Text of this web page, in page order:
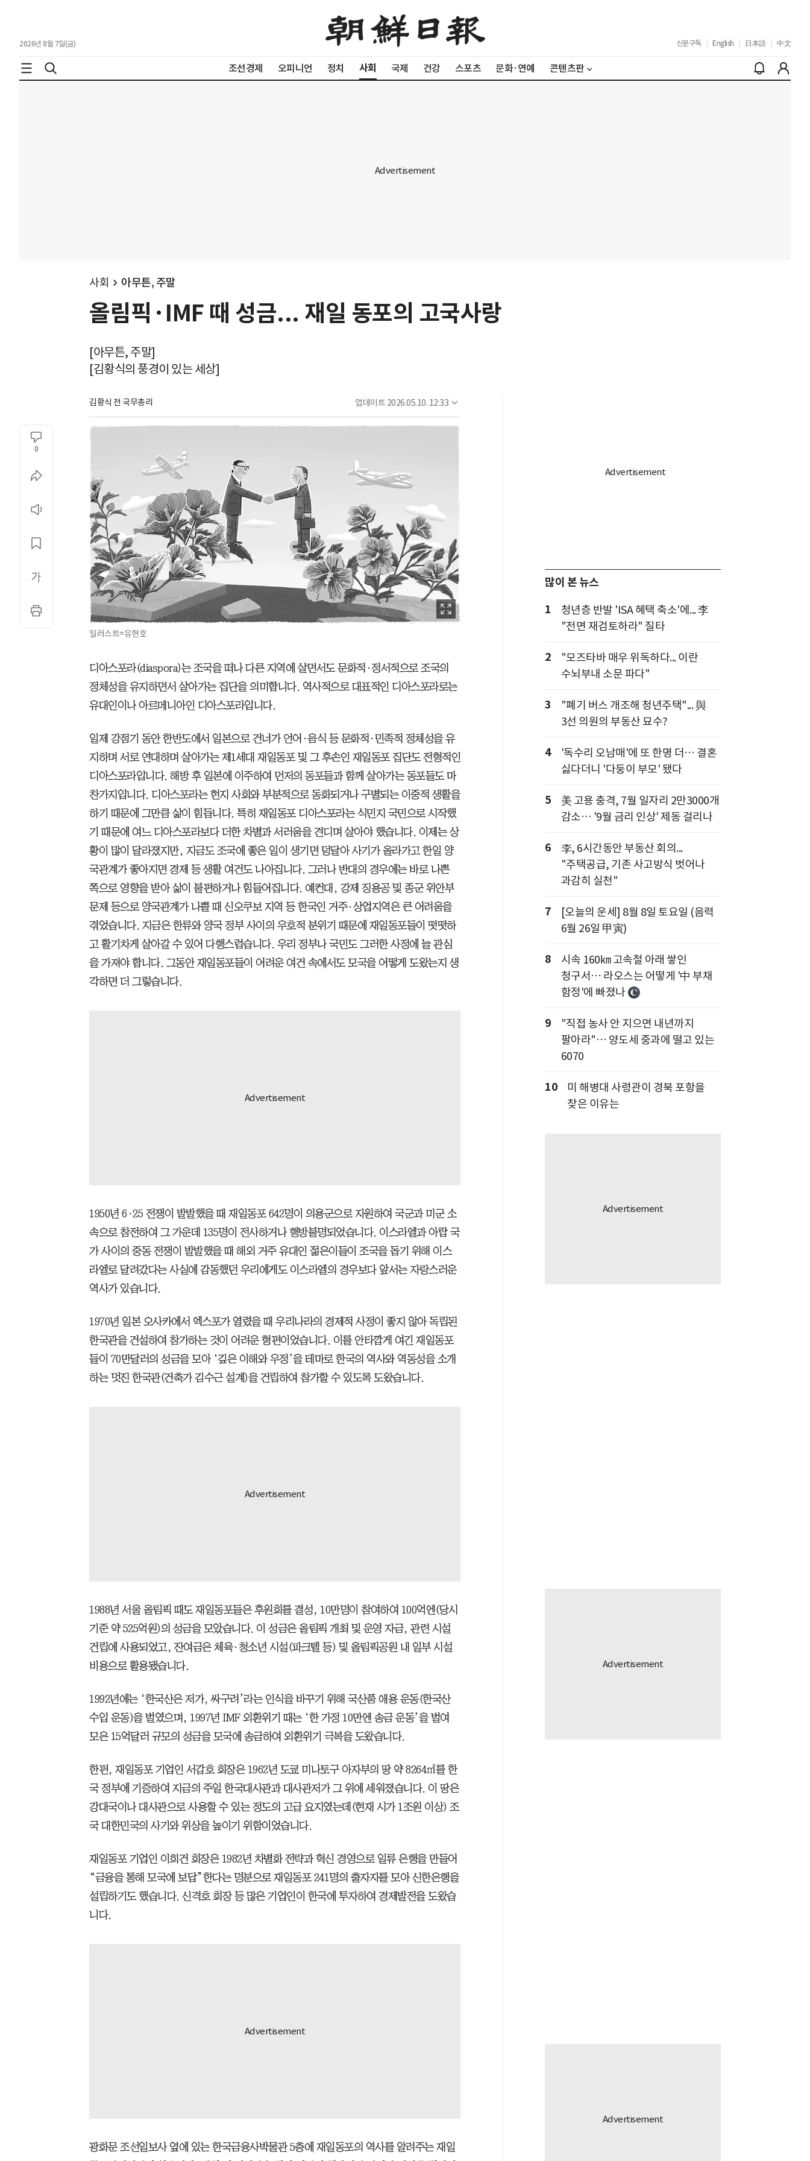
2026년 8월 7일(금) 신문구독 English 日本語 中文
조선경제 오피니언 정치 사회 국제 건강 스포츠 문화·연예 콘텐츠판
사회 아무튼, 주말
올림픽·IMF 때 성금... 재일 동포의 고국사랑
[아무튼, 주말]
[김황식의 풍경이 있는 세상]
김황식 전 국무총리 업데이트 2026.05.10. 12:33
0
일러스트=유현호
디아스포라(diaspora)는 조국을 떠나 다른 지역에 살면서도 문화적·정서적으로 조국의
정체성을 유지하면서 살아가는 집단을 의미합니다. 역사적으로 대표적인 디아스포라로는
유대인이나 아르메니아인 디아스포라입니다.
일제 강점기 동안 한반도에서 일본으로 건너가 언어·음식 등 문화적·민족적 정체성을 유
지하며 서로 연대하며 살아가는 제1세대 재일동포 및 그 후손인 재일동포 집단도 전형적인
디아스포라입니다. 해방 후 일본에 이주하여 먼저의 동포들과 함께 살아가는 동포들도 마
찬가지입니다. 디아스포라는 현지 사회와 부분적으로 동화되거나 구별되는 이중적 생활을
하기 때문에 그만큼 삶이 힘듭니다. 특히 재일동포 디아스포라는 식민지 국민으로 시작했
기 때문에 여느 디아스포라보다 더한 차별과 서러움을 견디며 살아야 했습니다. 이제는 상
황이 많이 달라졌지만, 지금도 조국에 좋은 일이 생기면 덩달아 사기가 올라가고 한일 양
국관계가 좋아지면 경제 등 생활 여건도 나아집니다. 그러나 반대의 경우에는 바로 나쁜
쪽으로 영향을 받아 삶이 불편하거나 힘들어집니다. 예컨대, 강제 징용공 및 종군 위안부
문제 등으로 양국관계가 나쁠 때 신오쿠보 지역 등 한국인 거주·상업지역은 큰 어려움을
겪었습니다. 지금은 한류와 양국 정부 사이의 우호적 분위기 때문에 재일동포들이 떳떳하
고 활기차게 살아갈 수 있어 다행스럽습니다. 우리 정부나 국민도 그러한 사정에 늘 관심
을 가져야 합니다. 그동안 재일동포들이 어려운 여건 속에서도 모국을 어떻게 도왔는지 생
각하면 더 그렇습니다.
1950년 6·25 전쟁이 발발했을 때 재일동포 642명이 의용군으로 자원하여 국군과 미군 소
속으로 참전하여 그 가운데 135명이 전사하거나 행방불명되었습니다. 이스라엘과 아랍 국
가 사이의 중동 전쟁이 발발했을 때 해외 거주 유대인 젊은이들이 조국을 돕기 위해 이스
라엘로 달려갔다는 사실에 감동했던 우리에게도 이스라엘의 경우보다 앞서는 자랑스러운
역사가 있습니다.
1970년 일본 오사카에서 엑스포가 열렸을 때 우리나라의 경제적 사정이 좋지 않아 독립된
한국관을 건설하여 참가하는 것이 어려운 형편이었습니다. 이를 안타깝게 여긴 재일동포
들이 70만달러의 성금을 모아 ‘깊은 이해와 우정’을 테마로 한국의 역사와 역동성을 소개
하는 멋진 한국관(건축가 김수근 설계)을 건립하여 참가할 수 있도록 도왔습니다.
1988년 서울 올림픽 때도 재일동포들은 후원회를 결성, 10만명이 참여하여 100억엔(당시
기준 약 525억원)의 성금을 모았습니다. 이 성금은 올림픽 개최 및 운영 자금, 관련 시설
건립에 사용되었고, 잔여금은 체육·청소년 시설(파크텔 등) 및 올림픽공원 내 일부 시설
비용으로 활용됐습니다.
1992년에는 ‘한국산은 저가, 싸구려’라는 인식을 바꾸기 위해 국산품 애용 운동(한국산
수입 운동)을 벌였으며, 1997년 IMF 외환위기 때는 ‘한 가정 10만엔 송금 운동’을 벌여
모은 15억달러 규모의 성금을 모국에 송금하여 외환위기 극복을 도왔습니다.
한편, 재일동포 기업인 서갑호 회장은 1962년 도쿄 미나토구 아자부의 땅 약 8264㎡를 한
국 정부에 기증하여 지금의 주일 한국대사관과 대사관저가 그 위에 세워졌습니다. 이 땅은
강대국이나 대사관으로 사용할 수 있는 정도의 고급 요지였는데(현재 시가 1조원 이상) 조
국 대한민국의 사기와 위상을 높이기 위함이었습니다.
재일동포 기업인 이희건 회장은 1982년 차별화 전략과 혁신 경영으로 일류 은행을 만들어
“금융을 통해 모국에 보답”한다는 명분으로 재일동포 241명의 출자자를 모아 신한은행을
설립하기도 했습니다. 신격호 회장 등 많은 기업인이 한국에 투자하여 경제발전을 도왔습
니다.
광화문 조선일보사 옆에 있는 한국금융사박물관 5층에 재일동포의 역사를 알려주는 재일
많이 본 뉴스
1
청년층 반발 'ISA 혜택 축소'에... 李
"전면 재검토하라" 질타
2
"모즈타바 매우 위독하다... 이란
수뇌부내 소문 파다"
3
"폐기 버스 개조해 청년주택"... 與
3선 의원의 부동산 묘수?
4
'독수리 오남매'에 또 한명 더… 결혼
싫다더니 '다둥이 부모' 됐다
5
美 고용 충격, 7월 일자리 2만3000개
감소… '9월 금리 인상' 제동 걸리나
6
李, 6시간동안 부동산 회의...
"주택공급, 기존 사고방식 벗어나
과감히 실천"
7
[오늘의 운세] 8월 8일 토요일 (음력
6월 26일 甲寅)
8
시속 160㎞ 고속철 아래 쌓인
청구서… 라오스는 어떻게 '中 부채
함정'에 빠졌나
9
"직접 농사 안 지으면 내년까지
팔아라"… 양도세 중과에 떨고 있는
6070
10
미 해병대 사령관이 경북 포항을
찾은 이유는